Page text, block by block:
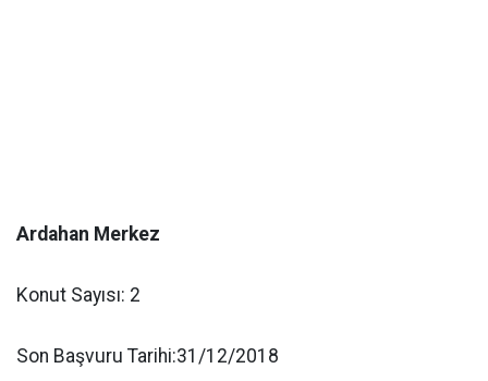
Ardahan Merkez
Konut Sayısı: 2
Son Başvuru Tarihi:31/12/2018